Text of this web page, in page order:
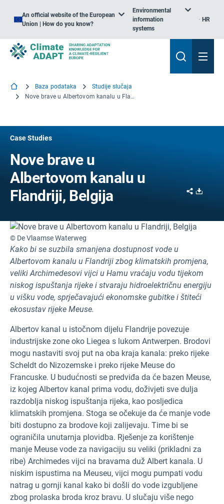
An official website of the European
Union | How do you know?
Environmental
information
systems
HR
Baza podataka
Studije slučaja
Nove brave u Albertovom kanalu u Flandriji, Belgija
Case Studies
Nove brave u
Albertovom kanalu u
Flandriji, Belgija
Share
© De Vlaamse Waterweg
Kako bi se suzbila smanjena dostupnost vode u
Albertovom kanalu u Flandriji zbog klimatskih promjena,
veliki Archimedesovi vijci u Hamu vraćaju vodu tijekom
niskog ispuštanja rijeke i stvaraju hidroelektričnu energiju
u višku vode, sprječavajući ekonomske gubitke i štiteći
ekosustav rijeke Meuse.
Albertov kanal u istočnom dijelu Flandrije povezuje
industrijske zone oko Liegea s lukom Antwerpen. Brodovi
mogu nastaviti svoj put na oba kraja kanala: preko rijeke
Scheldt do Nizozemske i preko rijeke Meuse do
Francuske. U budućnosti se predviđa da će bazen Meuse,
iz kojeg Albertov kanal prima vodu, doživjeti sve dulja
razdoblja niskog ispuštanja rijeka, kao posljedica
klimatskih promjena. Stoga se očekuje da će manje vode
biti dostupno za brodove koji zalijevaju. Time bi se
ograničila unutarnja plovidba. Rješenje za korištenje
manje Meuse vode za navigaciju su veliki (prikladni za
ribe) Archimedes vijci na bravama duž Albert kanala. U
niskim ispustima na Meuseu, vijci mogu pumpati vodu
natrag u gornji kanal kako bi došli do vode izgubljene
zbog prolaska broda kroz bravu. U slučaju više nego